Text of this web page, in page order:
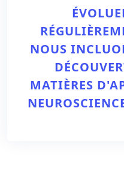
NOUS
MATIÈRES